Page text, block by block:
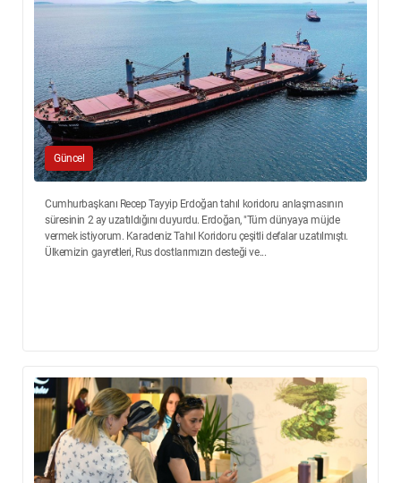
Güncel
Cumhurbaşkanı Recep Tayyip Erdoğan tahıl koridoru anlaşmasının
süresinin 2 ay uzatıldığını duyurdu. Erdoğan, "Tüm dünyaya müjde
vermek istiyorum. Karadeniz Tahıl Koridoru çeşitli defalar uzatılmıştı.
Ülkemizin gayretleri, Rus dostlarımızın desteği ve...